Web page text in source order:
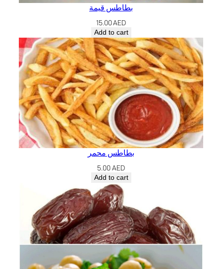
بطاطس قيمة
15.00AED
Add to cart
بطاطس محمر
5.00AED
Add to cart